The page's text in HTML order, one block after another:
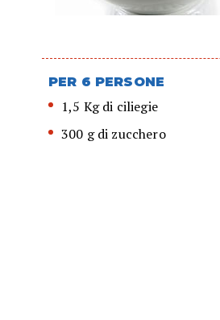
PER 6 PERSONE
1,5 Kg di ciliegie
300 g di zucchero